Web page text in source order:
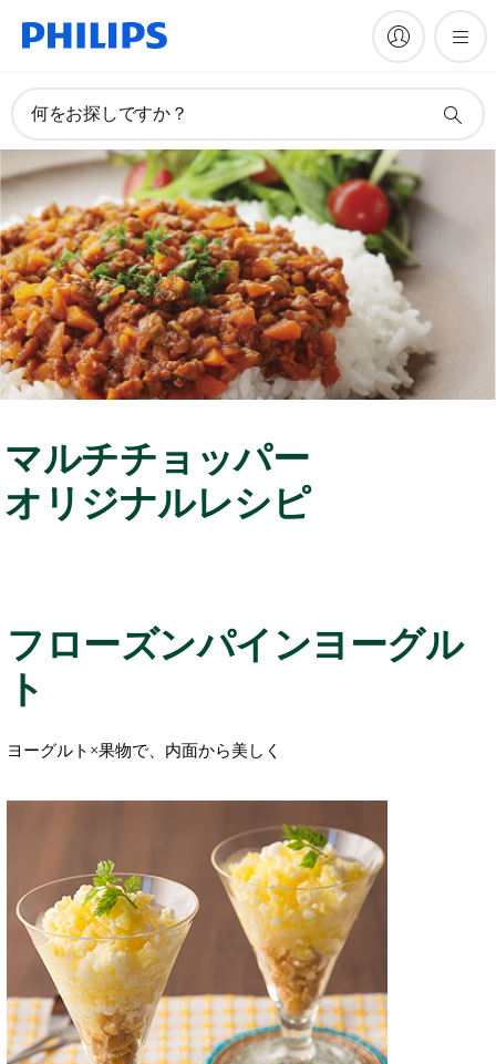
何をお探しですか？
マルチチョッパー
オリジナルレシピ
フローズンパインヨーグル
ト
ヨーグルト×果物で、内面から美しく